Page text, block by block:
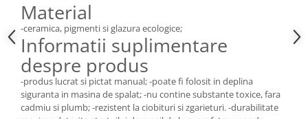
Material
-ceramica, pigmenti si glazura ecologice;
Informatii suplimentare
despre produs
-produs lucrat si pictat manual; -poate fi folosit in deplina
siguranta in masina de spalat; -nu contine substante toxice, fara
cadmiu si plumb; -rezistent la ciobituri si zgarieturi. -durabilitate